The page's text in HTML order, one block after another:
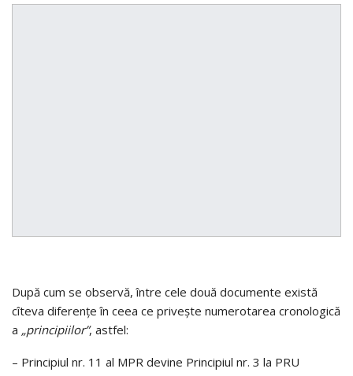
După cum se observă, între cele două documente există
cîteva diferenţe în ceea ce priveşte numerotarea cronologică
a „principiilor”, astfel:
– Principiul nr. 11 al MPR devine Principiul nr. 3 la PRU